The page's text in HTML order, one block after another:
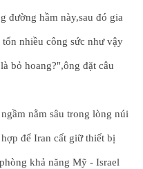
đường hầm này,sau đó gia
nhiều công sức như vậy
bỏ hoang?",ông đặt câu
nằm sâu trong lòng núi
để Iran cất giữ thiết bị
khả năng Mỹ - Israel